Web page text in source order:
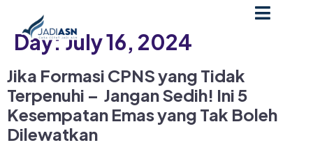
Day:July 16, 2024
Jika Formasi CPNS yang Tidak
Terpenuhi – Jangan Sedih! Ini 5
Kesempatan Emas yang Tak Boleh
Dilewatkan